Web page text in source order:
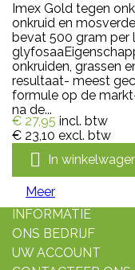
Imex Gold tegen
onkruid en
bevat 500 gram per
onkruiden, grassen
resultaat- meest
formule op de
na de...
€ 27,95 incl. btw
€ 23,10 excl. btw
 In
Meer
INFORMATIE
ONS BEDRIJF
UW ACCOUNT